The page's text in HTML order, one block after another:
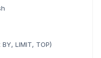
LIMIT, TOP)